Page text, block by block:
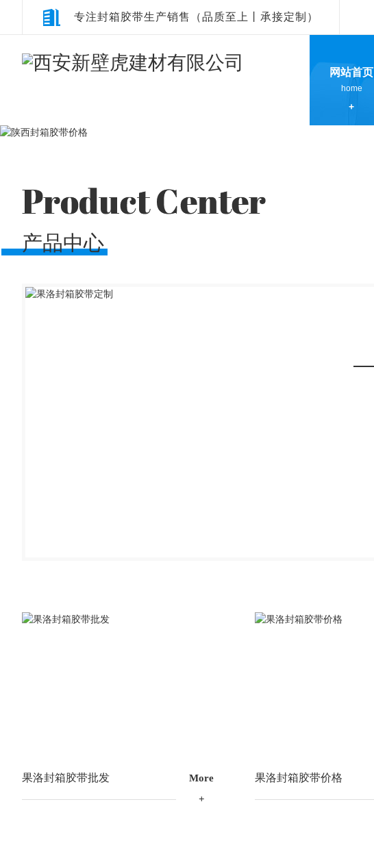
专注封箱胶带生产销售（品质至上丨承接定制）
网站首页
home
产品中心
果洛封箱胶带批发 More 果洛封箱胶带价格